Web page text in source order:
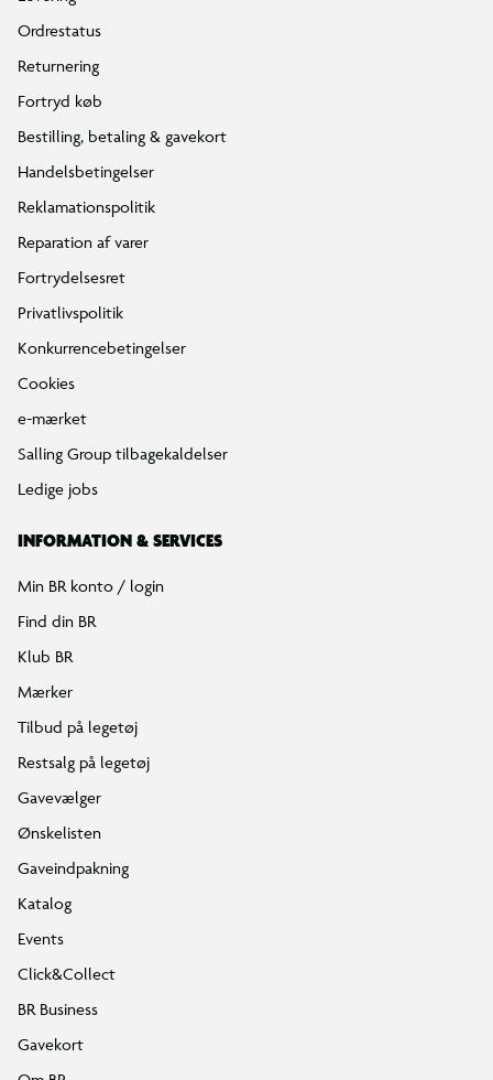
Ordrestatus
Returnering
Fortryd køb
Bestilling, betaling & gavekort
Handelsbetingelser
Reklamationspolitik
Reparation af varer
Fortrydelsesret
Privatlivspolitik
Konkurrencebetingelser
Cookies
e-mærket
Salling Group tilbagekaldelser
Ledige jobs
INFORMATION & SERVICES
Min BR konto / login
Find din BR
Klub BR
Mærker
Tilbud på legetøj
Restsalg på legetøj
Gavevælger
Ønskelisten
Gaveindpakning
Katalog
Events
Click&Collect
BR Business
Gavekort